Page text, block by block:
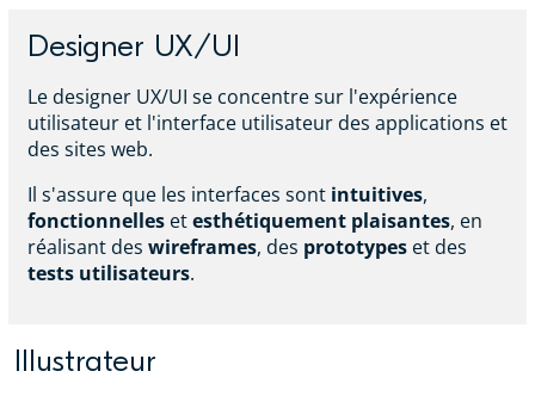
Designer UX/UI
Le designer UX/UI se concentre sur l'expérience
utilisateur et l'interface utilisateur des applications et
des sites web.
Il s'assure que les interfaces sont intuitives,
fonctionnelles etesthétiquement plaisantes, en
réalisant des wireframes, des prototypes et des
tests utilisateurs.
Illustrateur